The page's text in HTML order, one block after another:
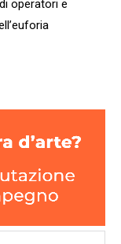
operatori e